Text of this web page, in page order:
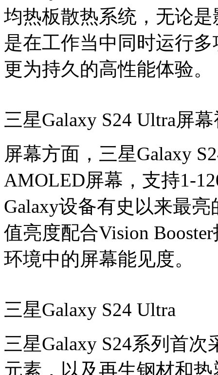
均热板散热系统，无论
是在工作当中同时运行
更为持久的高性能体验。
三星Galaxy S24 Ultra屏
屏幕方面，三星Galaxy
AMOLED屏幕，支持1-
Galaxy设备有史以来最
值亮度配合Vision
环境中的屏幕能见度。
三星Galaxy S24 Ultra
三星Galaxy S24系列首
元素，以及再生钢材和